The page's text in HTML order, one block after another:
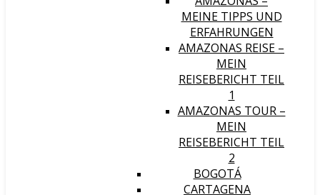
MEINE TIPPS UND
ERFAHRUNGEN
AMAZONAS REISE –
MEIN
REISEBERICHT TEIL
1
AMAZONAS TOUR –
MEIN
REISEBERICHT TEIL
2
BOGOTÁ
CARTAGENA